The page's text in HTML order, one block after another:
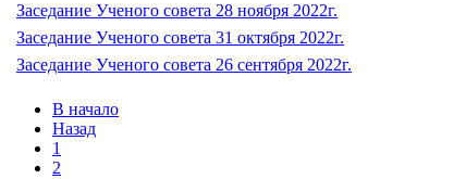
Заседание Ученого совета 28 ноября 2022г.
Заседание Ученого совета 31 октября 2022г.
Заседание Ученого совета 26 сентября 2022г.
В начало
Назад
1
2